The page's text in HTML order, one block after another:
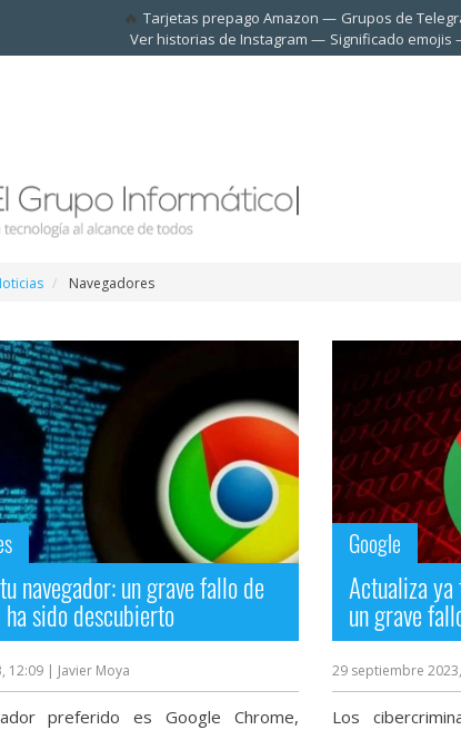
Tarjetas prepago Amazon Grupos de
Ver historias de Instagram
Significado emojis
Navegadores
navegador: un grave fallo de
sido descubierto
12:09 | Javier Moya
preferido es Google Chrome,
Google
Actualiza
un grave
29 septiembre
Los